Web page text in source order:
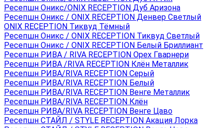
Ресепшн Оникс/ONIX RECEPTION Дуб Аризона
Ресепшн Оникс / ONIX RECEPTION Денвер Светлый
ONIX RECEPTION Тиквуд Тёмный
Ресепшн Оникс / ONIX RECEPTION Тиквуд Светлый
Ресепшн Оникс / ONIX RECEPTION Белый Бриллиант
Ресепшн РИВА / RIVA RECEPTION Орех Гварнери
Ресепшн РИВА /RIVA RECEPTION Клён Металлик
Ресепшн РИВА/RIVA RECEPTION Серый
Ресепшн РИВА/RIVA RECEPTION Белый
Ресепшн РИВА/RIVA RECEPTION Венге Металлик
Ресепшн РИВА/RIVA RECEPTION Клён
Ресепшн РИВА/RIVA RECEPTION Венге Цаво
Ресепшн СТАЙЛ / STYLE RECEPTION Акация Лорка